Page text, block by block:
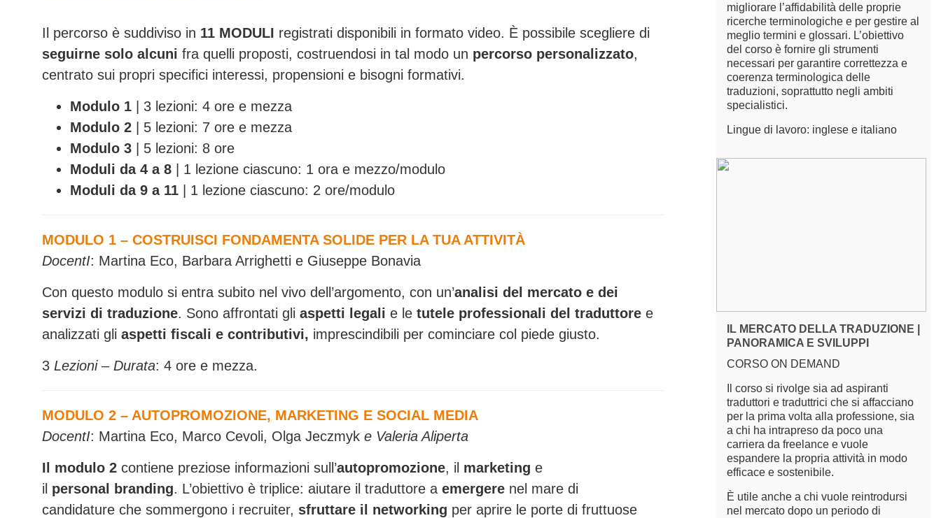
Il percorso è suddiviso in 11 MODULI registrati disponibili in formato video. È possibile scegliere di
seguirne solo alcuni fra quelli proposti, costruendosi in tal modo un percorso personalizzato,
centrato sui propri specifici interessi, propensioni e bisogni formativi.
Modulo 1
| 3 lezioni: 4 ore e mezza
Modulo 2 | 5 lezioni: 7 ore e mezza
Modulo 3 | 5 lezioni: 8 ore
Moduli da 4 a 8 | 1 lezione ciascuno: 1 ora e mezzo/modulo
Moduli da 9 a 11 | 1 lezione ciascuno: 2 ore/modulo
MODULO 1 – COSTRUISCI FONDAMENTA SOLIDE PER LA TUA ATTIVITÀ
DocentI: Martina Eco, Barbara Arrighetti e Giuseppe Bonavia
Con questo modulo si entra subito nel vivo dell’argomento, con un’analisi del mercato e dei
servizi di traduzione. Sono affrontati gli aspetti legali e le tutele professionali del traduttore e
analizzati gli aspetti fiscali e contributivi, imprescindibili per cominciare col piede giusto.
3 Lezioni – Durata: 4 ore e mezza.
MODULO 2 – AUTOPROMOZIONE, MARKETING E SOCIAL MEDIA
DocentI: Martina Eco, Marco Cevoli, Olga Jeczmyk e Valeria Aliperta
Il modulo 2 contiene preziose informazioni sull’autopromozione, il marketing e
il personal branding. L’obiettivo è triplice: aiutare il traduttore a emergere nel mare di
candidature che sommergono i recruiter, sfruttare il networking per aprire le porte di fruttuose
migliorare l’affidabilità delle proprie
ricerche terminologiche e per gestire al
meglio termini e glossari. L’obiettivo
del corso è fornire gli strumenti
necessari per garantire correttezza e
coerenza terminologica delle
traduzioni, soprattutto negli ambiti
specialistici.
Lingue di lavoro: inglese e italiano
IL MERCATO DELLA TRADUZIONE |
PANORAMICA E SVILUPPI
CORSO ON DEMAND
Il corso si rivolge sia ad aspiranti
traduttori e traduttrici che si affacciano
per la prima volta alla professione, sia
a chi ha intrapreso da poco una
carriera da freelance e vuole
espandere la propria attività in modo
efficace e sostenibile.
È utile anche a chi vuole reintrodursi
nel mercato dopo un periodo di